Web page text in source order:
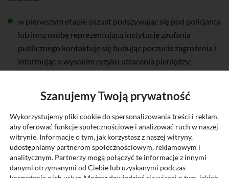
w pierwszym etapie oszust podszywając się pod policjanta
lub inną osobę reprezentującą instytucję zaufania
publicznego kontaktuje się budując poczucie zagrożenia i
informując o wysokim ryzyku utracenia pieniędzy;
ochrony pieniędzy przed złodziejami – może to być tzw.
w trzecim etapie zmanipulowana ofiara przelewa
pieniądze na wskazany przez oszusta „bezpieczny
rachunek” lub może dokonać wypłaty pieniędzy w
oddziale banku i wpłaceniu ich w bankomacie z
Szanujemy Twoją prywatność
Wykorzystujemy pliki cookie do spersonalizowania treści i reklam,
aby oferować funkcje społecznościowe i analizować ruch w naszej
witrynie. Informacje o tym, jak korzystasz z naszej witryny,
udostępniamy partnerom społecznościowym, reklamowym i
analitycznym. Partnerzy mogą połączyć te informacje z innymi
danymi otrzymanymi od Ciebie lub uzyskanymi podczas